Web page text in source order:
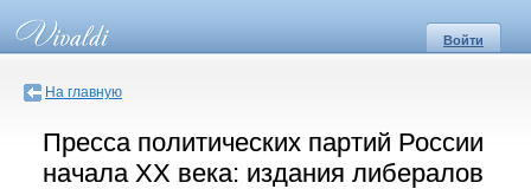
Войти
На главную
Пресса политических партий России
начала XX века: издания либералов